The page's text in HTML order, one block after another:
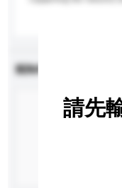
查詢內容
請先